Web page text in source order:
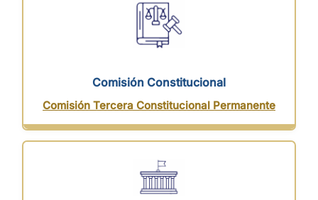
Comisión Constitucional
Comisión Tercera Constitucional Permanente